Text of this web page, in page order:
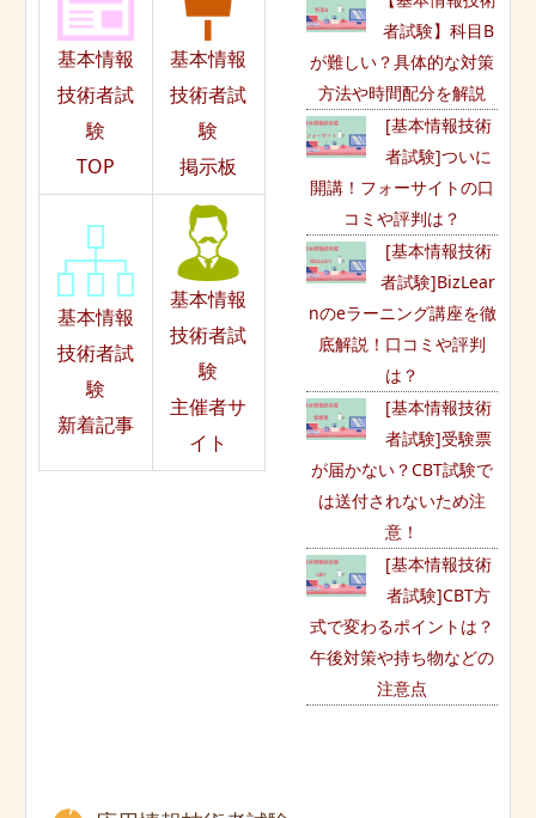
基本情報
技術者試
験
TOP
基本情報
技術者試
験
掲示板
基本情報
技術者試
験
新着記事
基本情報
技術者試
験
主催者サ
イト
者試験】科目B
が難しい？具体的な対策
方法や時間配分を解説
[基本情報技術
者試験]ついに
開講！フォーサイトの口
コミや評判は？
[基本情報技術
者試験]BizLear
nのeラーニング講座を徹
底解説！口コミや評判
は？
[基本情報技術
者試験]受験票
が届かない？CBT試験で
は送付されないため注
意！
[基本情報技術
者試験]CBT方
式で変わるポイントは？
午後対策や持ち物などの
注意点